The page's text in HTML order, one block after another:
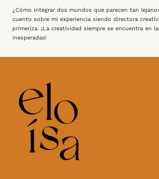
¿Cómo integrar dos mundos que parecen tan
cuento sobre mi experiencia siendo directora
primeriza. ¡La creatividad siempre se encuentra en
inesperadas!